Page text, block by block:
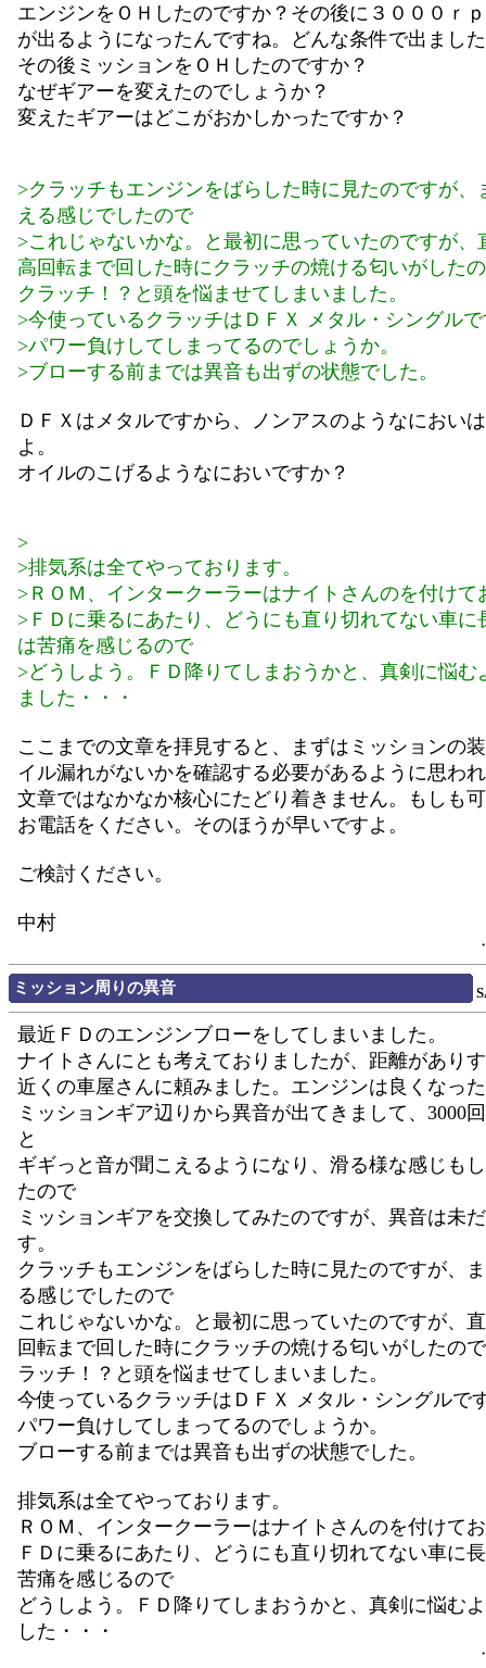
エンジンをＯＨしたのですか？その後に３０００ｒ
が出るようになったんですね。どんな条件で出まし
その後ミッションをＯＨしたのですか？
なぜギアーを変えたのでしょうか？
変えたギアーはどこがおかしかったですか？
>クラッチもエンジンをばらした時に見たのですが、
える感じでしたので
>これじゃないかな。と最初に思っていたのですが、
高回転まで回した時にクラッチの焼ける匂いがした
クラッチ！？と頭を悩ませてしまいました。
>今使っているクラッチはＤＦＸ メタル・シングル
>パワー負けしてしまってるのでしょうか。
>ブローする前までは異音も出ずの状態でした。
ＤＦＸはメタルですから、ノンアスのようなにおい
よ。
オイルのこげるようなにおいですか？
>
>排気系は全てやっております。
>ＲＯＭ、インタークーラーはナイトさんのを付けて
>ＦＤに乗るにあたり、どうにも直り切れてない車に
は苦痛を感じるので
>どうしよう。ＦＤ降りてしまおうかと、真剣に悩む
ました・・・
ここまでの文章を拝見すると、まずはミッションの
イル漏れがないかを確認する必要があるように思わ
文章ではなかなか核心にたどり着きません。もしも
お電話をください。そのほうが早いですよ。
ご検討ください。
中村
ミッション周りの異音
最近ＦＤのエンジンブローをしてしまいました。
ナイトさんにとも考えておりましたが、距離があり
近くの車屋さんに頼みました。エンジンは良くなっ
ミッションギア辺りから異音が出てきまして、3000
と
ギギっと音が聞こえるようになり、滑る様な感じも
たので
ミッションギアを交換してみたのですが、異音は未
す。
クラッチもエンジンをばらした時に見たのですが、
る感じでしたので
これじゃないかな。と最初に思っていたのですが、
回転まで回した時にクラッチの焼ける匂いがしたの
ラッチ！？と頭を悩ませてしまいました。
今使っているクラッチはＤＦＸ メタル・シングルで
パワー負けしてしまってるのでしょうか。
ブローする前までは異音も出ずの状態でした。
排気系は全てやっております。
ＲＯＭ、インタークーラーはナイトさんのを付けて
ＦＤに乗るにあたり、どうにも直り切れてない車に
苦痛を感じるので
どうしよう。ＦＤ降りてしまおうかと、真剣に悩む
した・・・